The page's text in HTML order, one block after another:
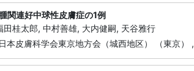
関連好中球性皮膚症の1例
田桂太郎, 中村善雄, 大内健嗣, 天谷雅行
本皮膚科学会東京地方会（城西地区） （東京） ,